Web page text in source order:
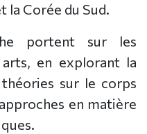
la Corée du Sud.
portent sur les
en explorant la
sur le corps
en matière